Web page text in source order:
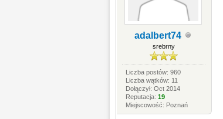
adalbert74
srebrny
Liczba postów: 960
Liczba wątków: 11
Dołączył: Oct 2014
Reputacja:19
Miejscowość: Poznań